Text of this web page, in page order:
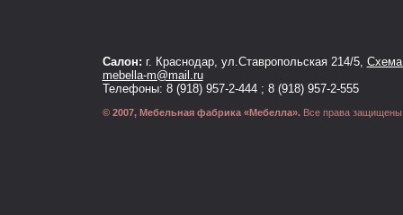
Салон: г. Краснодар, ул.Ставропольская 214/5, Схема
mebella-m@mail.ru
Телефоны: 8 (918) 957-2-444 ; 8 (918) 957-2-555
© 2007, Мебельная фабрика «Мебелла».Все права